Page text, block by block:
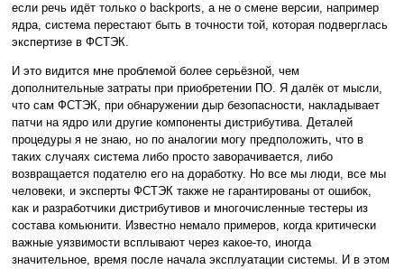
если речь идёт только о backports, а не о смене версии, например
ядра, система перестают быть в точности той, которая подверглась
экспертизе в ФСТЭК.
И это видится мне проблемой более серьёзной, чем
дополнительные затраты при приобретении ПО. Я далёк от мысли,
что сам ФСТЭК, при обнаружении дыр безопасности, накладывает
патчи на ядро или другие компоненты дистрибутива. Деталей
процедуры я не знаю, но по аналогии могу предположить, что в
таких случаях система либо просто заворачивается, либо
возвращается подателю его на доработку. Но все мы люди, все мы
человеки, и эксперты ФСТЭК также не гарантированы от ошибок,
как и разработчики дистрибутивов и многочисленные тестеры из
состава комьюнити. Известно немало примеров, когда критически
важные уязвимости всплывают через какое-то, иногда
значительное, время после начала эксплуатации системы. И в этом